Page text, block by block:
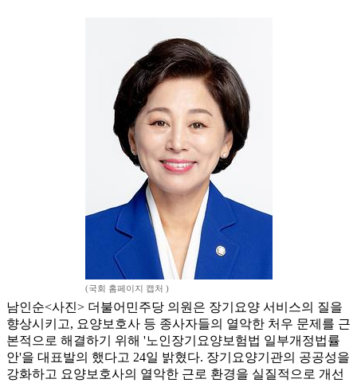
(국회 홈페이지 캡처 )
남인순<사진> 더불어민주당 의원은 장기요양 서비스의 질을
향상시키고, 요양보호사 등 종사자들의 열악한 처우 문제를 근
본적으로 해결하기 위해 '노인장기요양보험법 일부개정법률
안'을 대표발의 했다고 24일 밝혔다. 장기요양기관의 공공성을
강화하고 요양보호사의 열악한 근로 환경을 실질적으로 개선